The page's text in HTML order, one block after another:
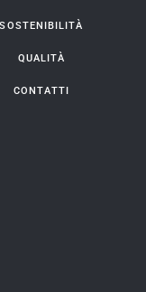
SOSTENIBILITÀ
QUALITÀ
CONTATTI